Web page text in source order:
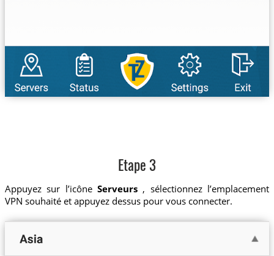
Etape 3
Appuyez sur l’icône Serveurs , sélectionnez l’emplacement
VPN souhaité et appuyez dessus pour vous connecter.